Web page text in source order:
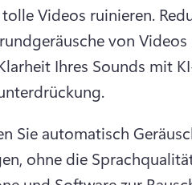
Videos ruinieren.
von
Ihres Sounds mit
Sie automatisch
ohne die